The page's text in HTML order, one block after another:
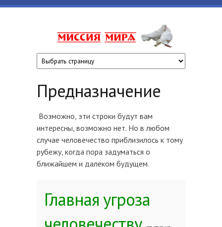
Предназначение
Возможно, эти строки будут вам
интересны, возможно нет. Но в любом
случае человечество приблизилось к тому
рубежу, когда пора задуматься о
ближайшем и далеком будущем.
Главная угроза